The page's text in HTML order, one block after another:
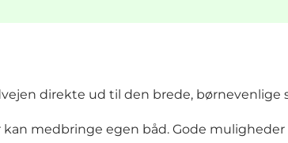
direkte ud til den brede, børnevenlige
medbringe egen båd. Gode